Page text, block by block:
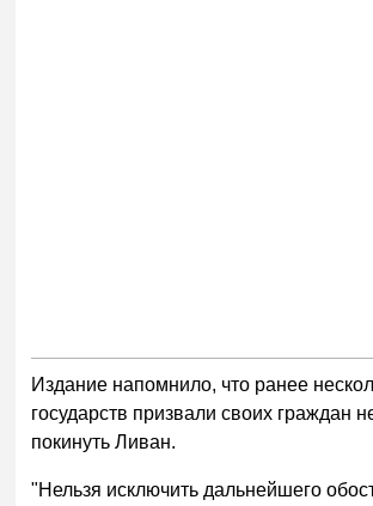
Издание напомнило, что ранее
государств призвали своих граждан
покинуть Ливан.
"Нельзя исключить дальнейшего